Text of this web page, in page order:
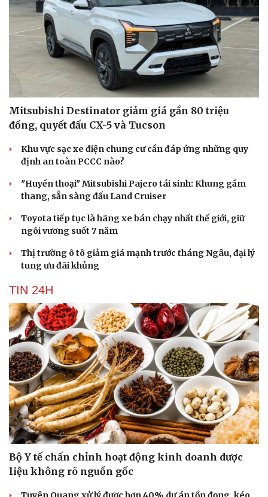
Văn hóa
Sân khấu - Điện ảnh
Âm nhạc
Di sản
Giải trí
Nghệ sĩ
Sao Việt
Mitsubishi Destinator giảm giá gần 80 triệu
đồng, quyết đấu CX-5 và Tucson
Khu vực sạc xe điện chung cư cần đáp ứng những quy
định an toàn PCCC nào?
"Huyền thoại" Mitsubishi Pajero tái sinh: Khung gầm
thang, sẵn sàng đấu Land Cruiser
Toyota tiếp tục là hãng xe bán chạy nhất thế giới, giữ
ngôi vương suốt 7 năm
Thị trường ô tô giảm giá mạnh trước tháng Ngâu, đại lý
tung ưu đãi khủng
TIN 24H
Bộ Y tế chấn chỉnh hoạt động kinh doanh dược
liệu không rõ nguồn gốc